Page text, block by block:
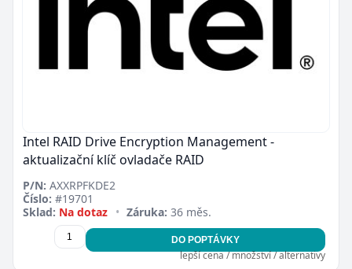
Intel RAID Drive Encryption Management -
aktualizační klíč ovladače RAID
P/N: AXXRPFKDE2
Číslo: #19701
Sklad: Na dotaz • Záruka: 36 měs.
DO POPTÁVKY
lepší cena / množství / alternativy